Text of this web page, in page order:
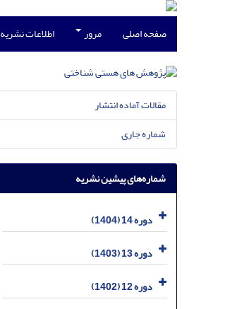
صفحه اصلی مرور اطلاعات نشریه
مقالات آماده انتشار
شماره جاری
شماره‌های پیشین نشریه
دوره 14 (1404)
دوره 13 (1403)
دوره 12 (1402)